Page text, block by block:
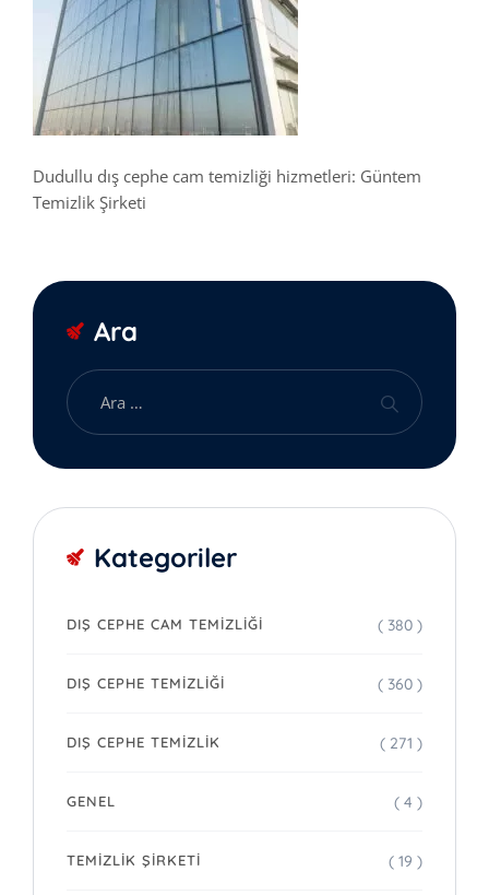
Dudullu dış cephe cam temizliği hizmetleri: Güntem
Temizlik Şirketi
Ara
Kategoriler
DIŞ CEPHE CAM TEMIZLIĞI ( 380 )
DIŞ CEPHE TEMIZLIĞI ( 360 )
DIŞ CEPHE TEMIZLIK ( 271 )
GENEL ( 4 )
TEMIZLIK ŞIRKETI ( 19 )